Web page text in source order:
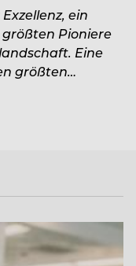
ein
Pioniere
Eine
größten…